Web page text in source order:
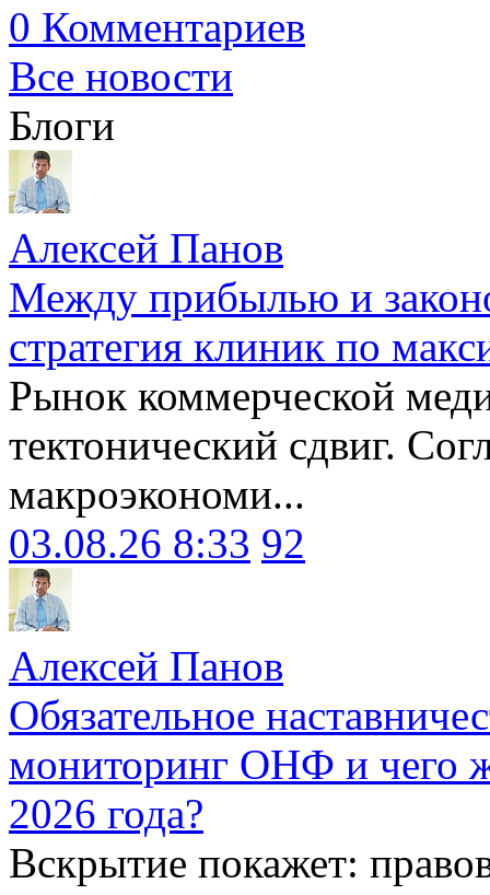
0 Комментариев
Все новости
Блоги
Алексей Панов
Между прибылью и
стратегия клиник по
Рынок коммерческой
тектонический сдвиг.
макроэкономи...
03.08.26 8:33 92
Алексей Панов
Обязательное
мониторинг ОНФ и чего
2026 года?
Вскрытие покажет: